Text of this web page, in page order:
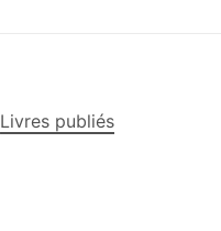
Livres publiés